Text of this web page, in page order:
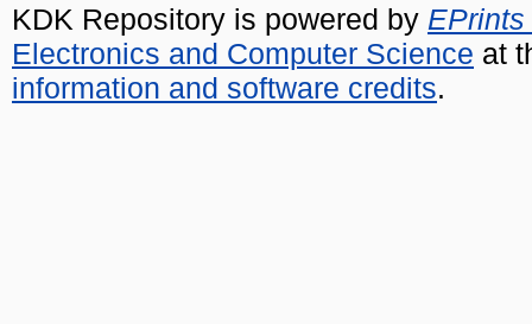
KDK Repository is powered by EPrints
Electronics and Computer Science at
information and software credits.